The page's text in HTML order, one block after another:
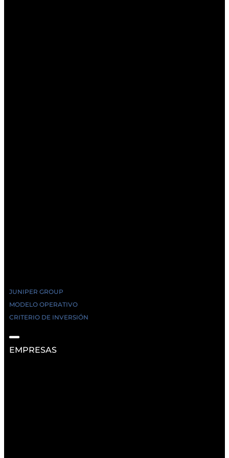
JUNIPER GROUP
MODELO OPERATIVO
CRITERIO DE INVERSIÓN
EMPRESAS